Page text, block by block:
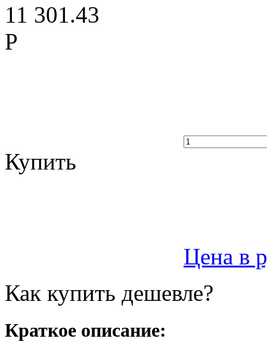
11 301.43
Р
Купить
Цена в
Как купить дешевле?
Краткое описание: